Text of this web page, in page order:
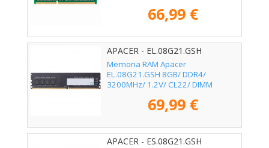
66,99 €
APACER - EL.08G21.GSH
Memoria RAM Apacer
EL.08G21.GSH 8GB/ DDR4/
3200MHz/ 1.2V/ CL22/ DIMM
69,99 €
APACER - ES.08G21.GSH